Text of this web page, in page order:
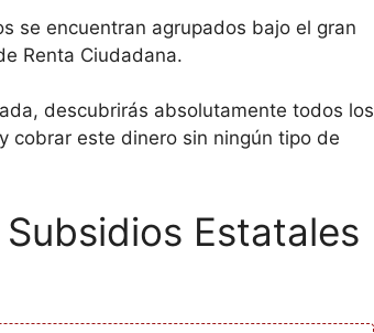
se encuentran agrupados bajo el gran
Renta Ciudadana.
descubrirás absolutamente todos los
cobrar este dinero sin ningún tipo de
Estatales